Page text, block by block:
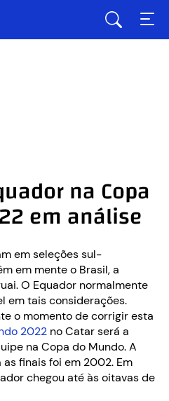
na Copa
em análise
em seleções sul-
em mente o Brasil, a
O Equador normalmente
em tais considerações.
o momento de corrigir esta
2022 no Catar será a
na Copa do Mundo. A
finais foi em 2002. Em
chegou até às oitavas de